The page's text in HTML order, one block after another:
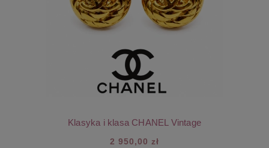
Klasyka i klasa CHANEL Vintage
2 950,00 zł